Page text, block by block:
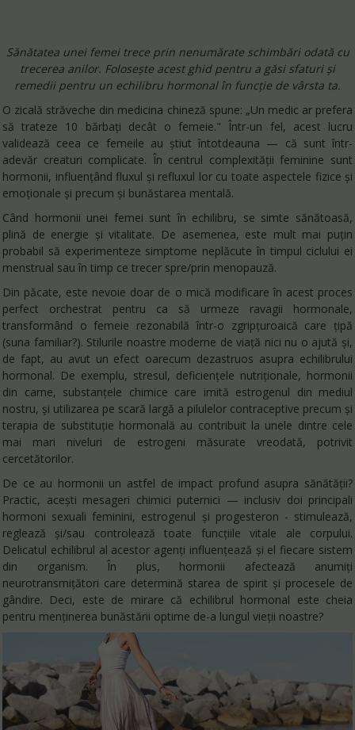
Sănătatea unei femei trece prin nenumărate schimbări odată cu
trecerea anilor. Folosește acest ghid pentru a găsi sfaturi și
remedii pentru un echilibru hormonal în funcție de vârsta ta.
O zicală străveche din medicina chineză spune: „Un medic ar prefera
să trateze 10 bărbați decât o femeie." Într-un fel, acest lucru
validează ceea ce femeile au știut întotdeauna — că sunt într-
adevăr creaturi complicate. În centrul complexității feminine sunt
hormonii, influențând fluxul și refluxul lor cu toate aspectele fizice și
emoționale și precum și bunăstarea mentală.
Când hormonii unei femei sunt în echilibru, se simte sănătoasă,
plină de energie și vitalitate. De asemenea, este mult mai puțin
probabil să experimenteze simptome neplăcute în timpul ciclului ei
menstrual sau în timp ce trecer spre/prin menopauză.
Din păcate, este nevoie doar de o mică modificare în acest proces
perfect orchestrat pentru ca să urmeze ravagii hormonale,
transformând o femeie rezonabilă într-o zgripțuroaică care țipă
(suna familiar?). Stilurile noastre moderne de viață nici nu o ajută și,
de fapt, au avut un efect oarecum dezastruos asupra echilibrului
hormonal. De exemplu, stresul, deficiențele nutriționale, hormonii
din carne, substanțele chimice care imită estrogenul din mediul
nostru, și utilizarea pe scară largă a pilulelor contraceptive precum și
terapia de substituţie hormonală au contribuit la unele dintre cele
mai mari niveluri de estrogeni măsurate vreodată, potrivit
cercetătorilor.
De ce au hormonii un astfel de impact profund asupra sănătății?
Practic, acești mesageri chimici puternici — inclusiv doi principali
hormoni sexuali feminini, estrogenul și progesteron - stimulează,
reglează și/sau controlează toate funcțiile vitale ale corpului.
Delicatul echilibrul al acestor agenți influențează și el fiecare sistem
din organism. În plus, hormonii afectează anumiți
neurotransmițători care determină starea de spirit și procesele de
gândire. Deci, este de mirare că echilibrul hormonal este cheia
pentru menținerea bunăstării optime de-a lungul vieții noastre?